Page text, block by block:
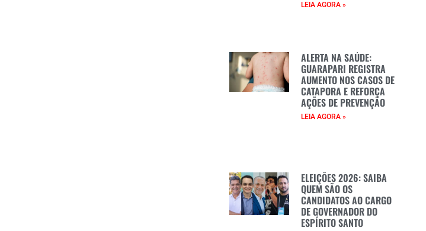
LEIA AGORA »
ALERTA NA SAÚDE:
GUARAPARI REGISTRA
AUMENTO NOS CASOS DE
CATAPORA E REFORÇA
AÇÕES DE PREVENÇÃO
LEIA AGORA »
ELEIÇÕES 2026: SAIBA
QUEM SÃO OS
CANDIDATOS AO CARGO
DE GOVERNADOR DO
ESPÍRITO SANTO